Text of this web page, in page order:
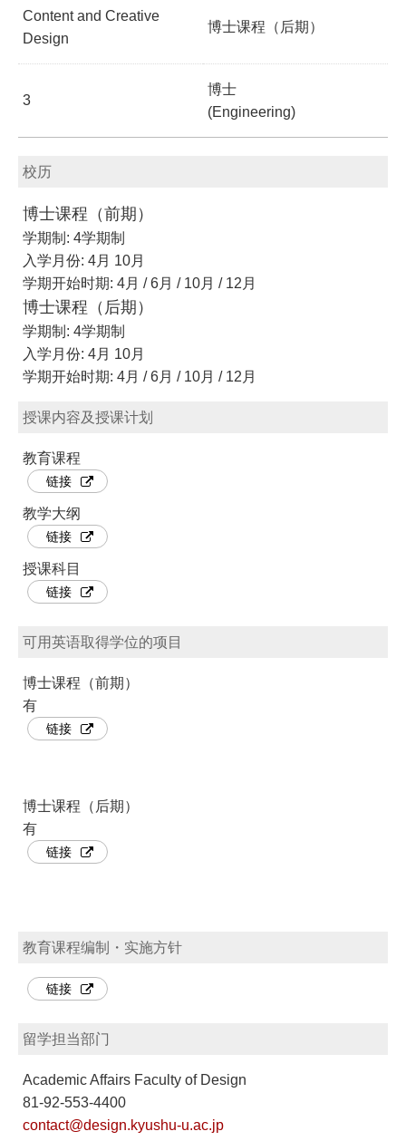
Content and Creative
Design
博士课程（后期）
3
博士
(Engineering)
校历
博士课程（前期）
学期制: 4学期制
入学月份: 4月 10月
学期开始时期: 4月 / 6月 / 10月 / 12月
博士课程（后期）
学期制: 4学期制
入学月份: 4月 10月
学期开始时期: 4月 / 6月 / 10月 / 12月
授课内容及授课计划
教育课程
链接
教学大纲
链接
授课科目
链接
可用英语取得学位的项目
博士课程（前期）
有
链接
博士课程（后期）
有
链接
教育课程编制・实施方针
链接
留学担当部门
Academic Affairs Faculty of Design
81-92-553-4400
contact@design.kyushu-u.ac.jp